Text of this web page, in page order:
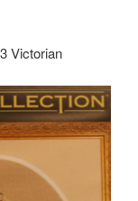
Victorian